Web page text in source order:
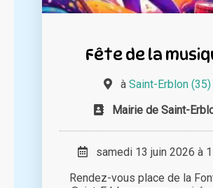
Fête de la
à Saint-Erblon (35)
Mairie de Saint-
samedi 13 juin 2026 à
Rendez-vous place de la